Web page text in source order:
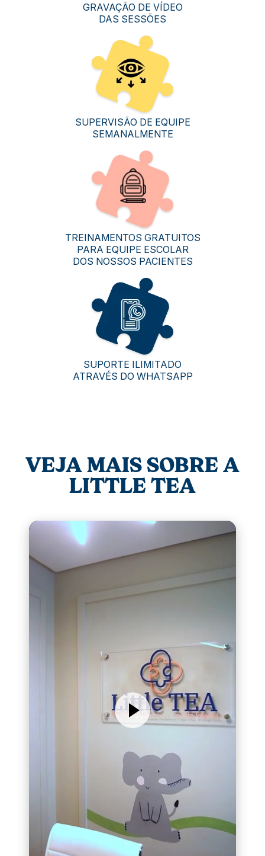
GRAVAÇÃO DE VÍDEO
DAS SESSÕES
SUPERVISÃO DE EQUIPE
SEMANALMENTE
TREINAMENTOS GRATUITOS
PARA EQUIPE ESCOLAR
DOS NOSSOS PACIENTES
SUPORTE ILIMITADO
ATRAVÉS DO WHATSAPP
VEJA MAIS SOBRE A
LITTLE TEA